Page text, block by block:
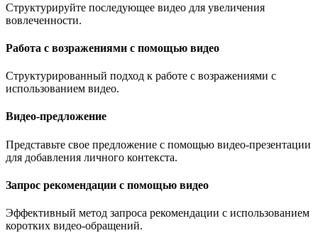
Структурируйте последующее видео для увеличения
вовлеченности.
Работа с возражениями с помощью видео
Структурированный подход к работе с возражениями с
использованием видео.
Видео-предложение
Представьте свое предложение с помощью видео-презентации
для добавления личного контекста.
Запрос рекомендации с помощью видео
Эффективный метод запроса рекомендации с использованием
коротких видео-обращений.